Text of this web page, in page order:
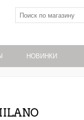
НОВИНКИ